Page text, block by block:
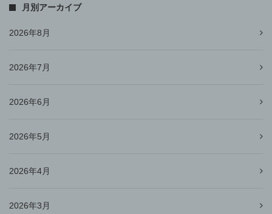
月別アーカイブ
2026年8月
2026年7月
2026年6月
2026年5月
2026年4月
2026年3月